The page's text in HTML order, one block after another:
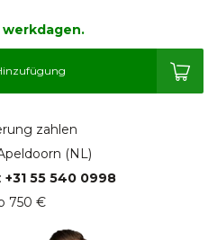
werkdagen.
zahlen
(NL)
+31 55 540 0998
750 €